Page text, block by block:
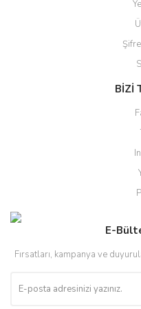
BİZİ
E-
Fırsatları, kampanya ve